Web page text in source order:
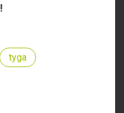
!
tyga